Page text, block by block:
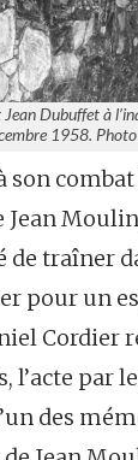
Dubuffet à
1958.
son
de traîner
pour un
Cordier
l’acte par
des